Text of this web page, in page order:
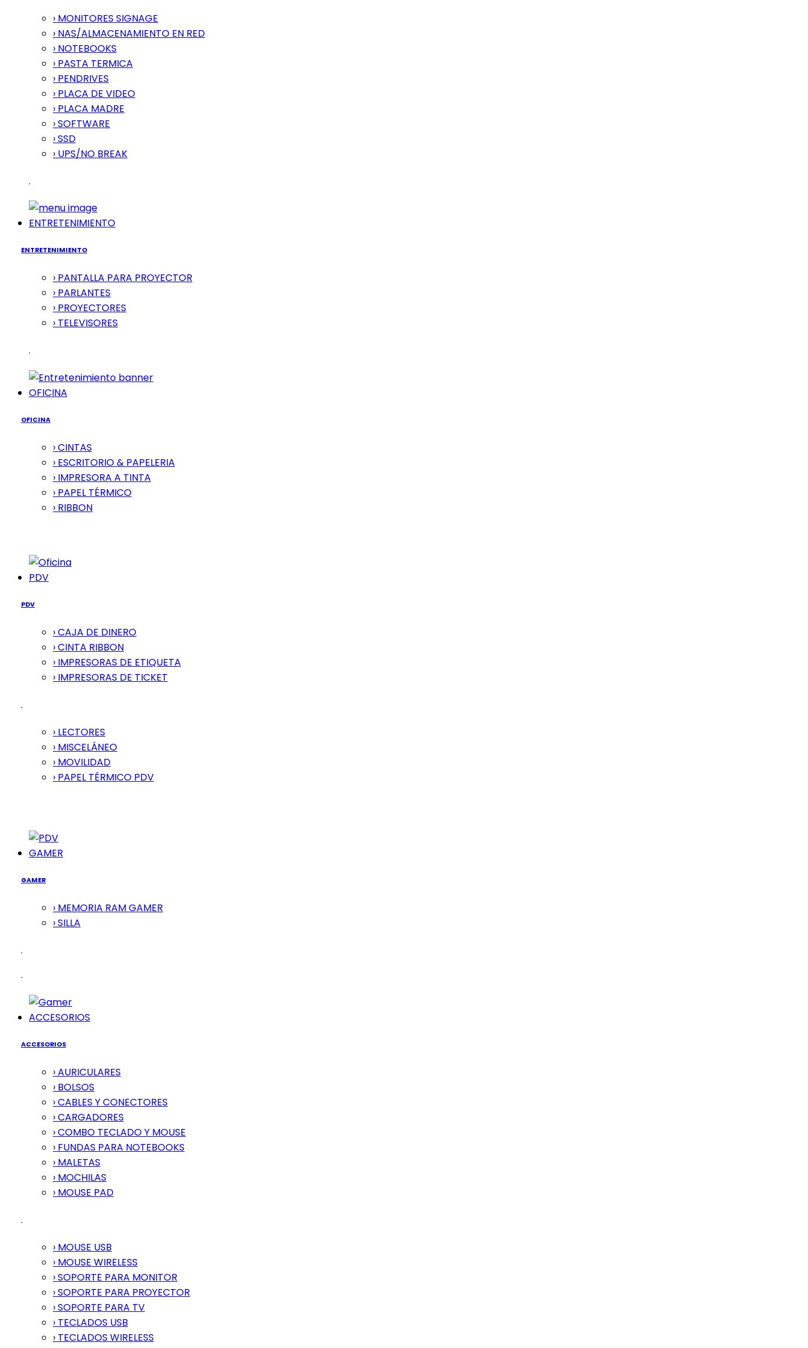
› MONITORES SIGNAGE
› NAS/ALMACENAMIENTO EN RED
› NOTEBOOKS
› PASTA TERMICA
› PENDRIVES
› PLACA DE VIDEO
› PLACA MADRE
› SOFTWARE
› SSD
› UPS/NO BREAK
ENTRETENIMIENTO
ENTRETENIMIENTO
› PANTALLA PARA PROYECTOR
› PARLANTES
› PROYECTORES
› TELEVISORES
OFICINA
OFICINA
› CINTAS
› ESCRITORIO & PAPELERIA
› IMPRESORA A TINTA
› PAPEL TÉRMICO
› RIBBON
PDV
PDV
› CAJA DE DINERO
› CINTA RIBBON
› IMPRESORAS DE ETIQUETA
› IMPRESORAS DE TICKET
› LECTORES
› MISCELÁNEO
› MOVILIDAD
› PAPEL TÉRMICO PDV
GAMER
GAMER
› MEMORIA RAM GAMER
› SILLA
ACCESORIOS
ACCESORIOS
› AURICULARES
› BOLSOS
› CABLES Y CONECTORES
› CARGADORES
› COMBO TECLADO Y MOUSE
› FUNDAS PARA NOTEBOOKS
› MALETAS
› MOCHILAS
› MOUSE PAD
› MOUSE USB
› MOUSE WIRELESS
› SOPORTE PARA MONITOR
› SOPORTE PARA PROYECTOR
› SOPORTE PARA TV
› TECLADOS USB
› TECLADOS WIRELESS